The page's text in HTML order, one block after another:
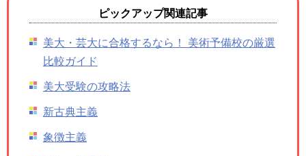
ピックアップ関連記事
美大・芸大に合格するなら！ 美術予備校の厳選
比較ガイド
美大受験の攻略法
新古典主義
象徴主義